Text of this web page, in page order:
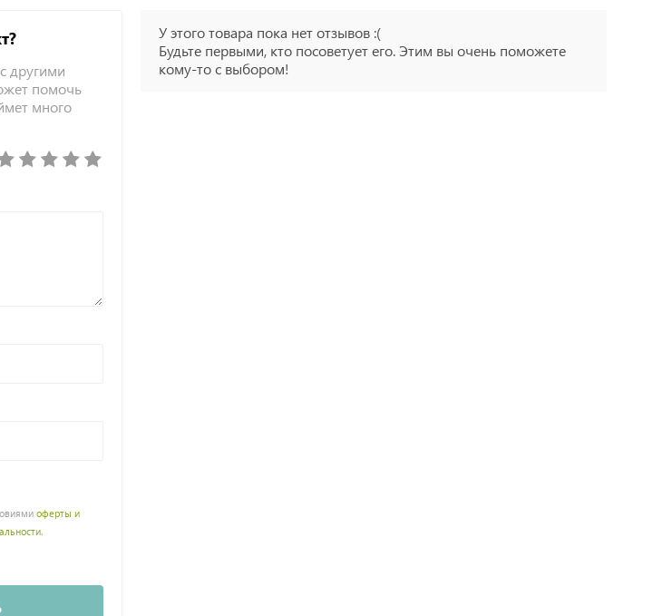
другими
помочь
много
оферты и
.
У этого товара пока нет отзывов :(
Будьте первыми, кто посоветует его. Этим вы очень поможете
кому-то с выбором!